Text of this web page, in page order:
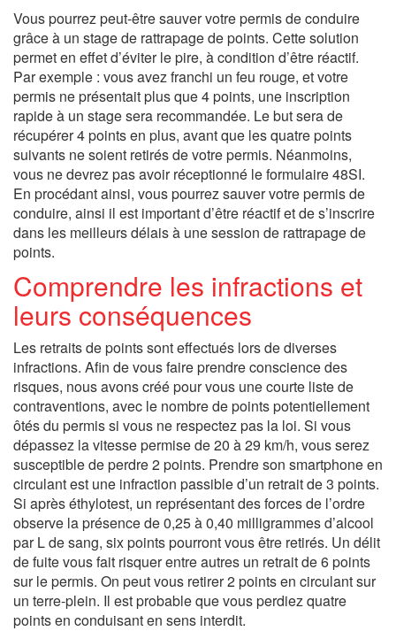
Vous pourrez peut-être sauver votre permis de conduire
grâce à un stage de rattrapage de points. Cette solution
permet en effet d’éviter le pire, à condition d’être réactif.
Par exemple : vous avez franchi un feu rouge, et votre
permis ne présentait plus que 4 points, une inscription
rapide à un stage sera recommandée. Le but sera de
récupérer 4 points en plus, avant que les quatre points
suivants ne soient retirés de votre permis. Néanmoins,
vous ne devrez pas avoir réceptionné le formulaire 48SI.
En procédant ainsi, vous pourrez sauver votre permis de
conduire, ainsi il est important d’être réactif et de s’inscrire
dans les meilleurs délais à une session de rattrapage de
points.
Comprendre les infractions et
leurs conséquences
Les retraits de points sont effectués lors de diverses
infractions. Afin de vous faire prendre conscience des
risques, nous avons créé pour vous une courte liste de
contraventions, avec le nombre de points potentiellement
ôtés du permis si vous ne respectez pas la loi. Si vous
dépassez la vitesse permise de 20 à 29 km/h, vous serez
susceptible de perdre 2 points. Prendre son smartphone en
circulant est une infraction passible d’un retrait de 3 points.
Si après éthylotest, un représentant des forces de l’ordre
observe la présence de 0,25 à 0,40 milligrammes d’alcool
par L de sang, six points pourront vous être retirés. Un délit
de fuite vous fait risquer entre autres un retrait de 6 points
sur le permis. On peut vous retirer 2 points en circulant sur
un terre-plein. Il est probable que vous perdiez quatre
points en conduisant en sens interdit.